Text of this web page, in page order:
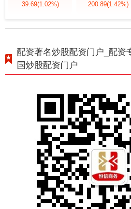
39.69(1.02%) 200.89(1.42%)
配资著名炒股配资门户_配资
国炒股配资门户